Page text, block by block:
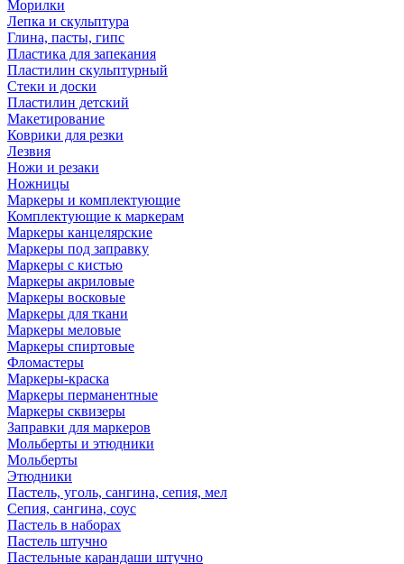
Морилки
Лепка и скульптура
Глина, пасты, гипс
Пластика для запекания
Пластилин скульптурный
Стеки и доски
Пластилин детский
Макетирование
Коврики для резки
Лезвия
Ножи и резаки
Ножницы
Маркеры и комплектующие
Комплектующие к маркерам
Маркеры канцелярские
Маркеры под заправку
Маркеры с кистью
Маркеры акриловые
Маркеры восковые
Маркеры для ткани
Маркеры меловые
Маркеры спиртовые
Фломастеры
Маркеры-краска
Маркеры перманентные
Маркеры сквизеры
Заправки для маркеров
Мольберты и этюдники
Мольберты
Этюдники
Пастель, уголь, сангина, сепия, мел
Сепия, сангина, соус
Пастель в наборах
Пастель штучно
Пастельные карандаши штучно